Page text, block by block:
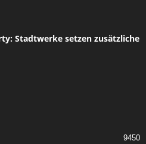
Stadtwerke setzen zusätzliche
9450